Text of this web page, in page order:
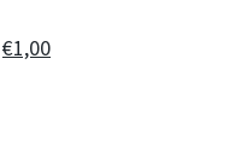
Oorspronkelijke
€1,00Huidige